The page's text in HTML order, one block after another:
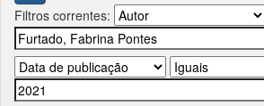
Filtros correntes: